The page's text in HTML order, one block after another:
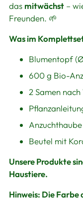
das mitwächst –
Freunden. 🌱
Was im
Blumentopf
600 g Bio-
2 Samen
Anzuchthaube
Beutel mit
Unsere Produkte
Haustiere.
Hinweis: Die Farbe